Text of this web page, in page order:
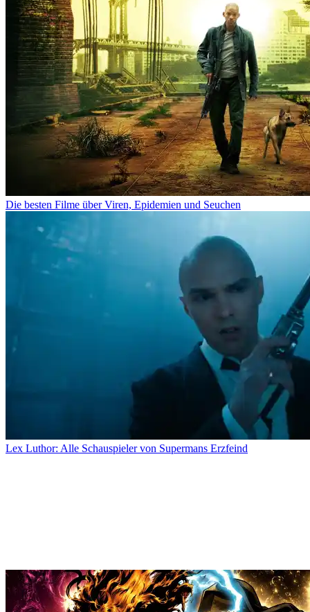
Die besten Filme über Viren, Epidemien und Seuchen
Lex Luthor: Alle Schauspieler von Supermans Erzfeind